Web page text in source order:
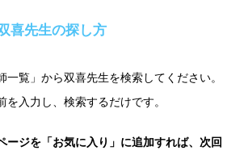
喜先生の探し方
一覧」から双喜先生を検索してください。
を入力し、検索するだけです。
ージを「お気に入り」に追加すれば、次回